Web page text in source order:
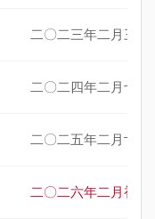
二〇二三年二月三十
二〇二四年二月十二
二〇二五年二月廿二
二〇二六年二月初三